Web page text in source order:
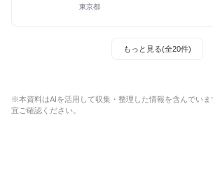
東京都
もっと見る(全20件)
※本資料はAIを活用して収集・整理した情報を含んでいま
宜ご確認ください。